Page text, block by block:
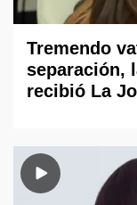
Tremendo
separación,
recibió La